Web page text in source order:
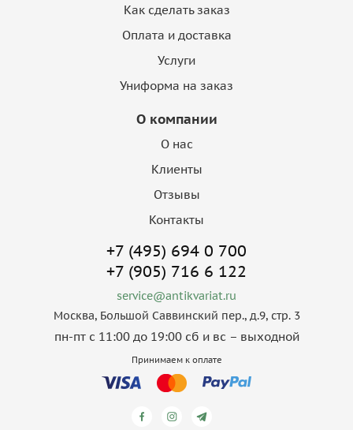
Как сделать заказ
Оплата и доставка
Услуги
Униформа на заказ
О компании
О нас
Клиенты
Отзывы
Контакты
+7 (495) 694 0 700
+7 (905) 716 6 122
service@antikvariat.ru
Москва, Большой Саввинский пер., д.9, стр. 3
пн-пт с 11:00 до 19:00 сб и вс – выходной
Принимаем к оплате